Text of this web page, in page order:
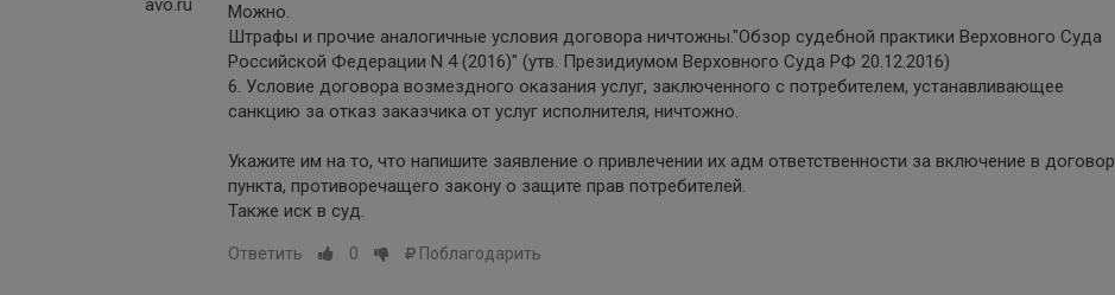
Можно.
Штрафы и прочие аналогичные условия договора ничтожны."Обзор судебной практики Верховного Суда
Российской Федерации N 4 (2016)" (утв. Президиумом Верховного Суда РФ 20.12.2016)
6. Условие договора возмездного оказания услуг, заключенного с потребителем, устанавливающее
санкцию за отказ заказчика от услуг исполнителя, ничтожно.
Укажите им на то, что напишите заявление о привлечении их адм ответственности за включение в договор
пункта, противоречащего закону о защите прав потребителей.
Также иск в суд.
Ответить 0 Поблагодарить